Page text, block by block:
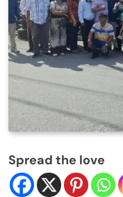
Spread the love